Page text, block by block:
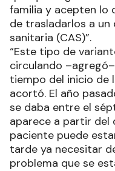
familia y acepten lo
de trasladarlos a
sanitaria (CAS)”.
“Este tipo de
circulando
tiempo del inicio de
acortó. El año
se daba entre el
aparece a partir del
paciente puede
tarde ya necesitar
problema que se